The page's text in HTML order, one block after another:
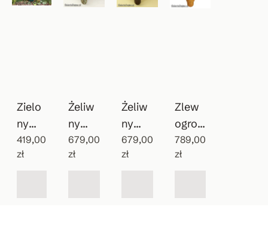
Zielo
ny
wiszą
cy
419,00
zł
Żeliw
ny
patyn
owan
679,00
zł
Żeliw
ny
zlewo
zmyw
679,00
zł
Zlew
ogrod
owy
Vintag
789,00
zł